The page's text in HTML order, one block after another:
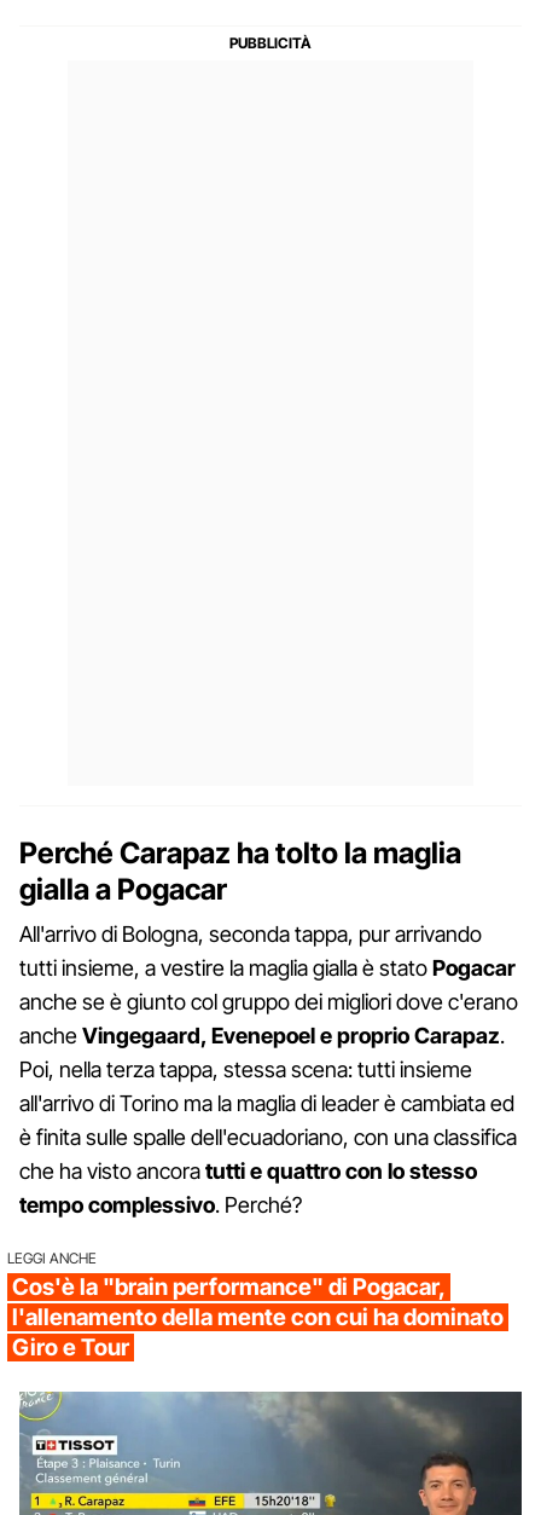
Perché Carapaz ha tolto la maglia
gialla a Pogacar
All'arrivo di Bologna, seconda tappa, pur arrivando
tutti insieme, a vestire la maglia gialla è statoPogacar
anche se è giunto col gruppo dei migliori dove c'erano
ancheVingegaard, Evenepoel e proprio Carapaz.
Poi, nella terza tappa, stessa scena: tutti insieme
all'arrivo di Torino ma la maglia di leader è cambiata ed
è finita sulle spalle dell'ecuadoriano, con una classifica
che ha visto ancoratutti e quattro con lo stesso
tempo complessivo. Perché?
LEGGI ANCHE
Cos'è la "brain performance" di Pogacar,
l'allenamento della mente con cui ha dominato
Giro e Tour